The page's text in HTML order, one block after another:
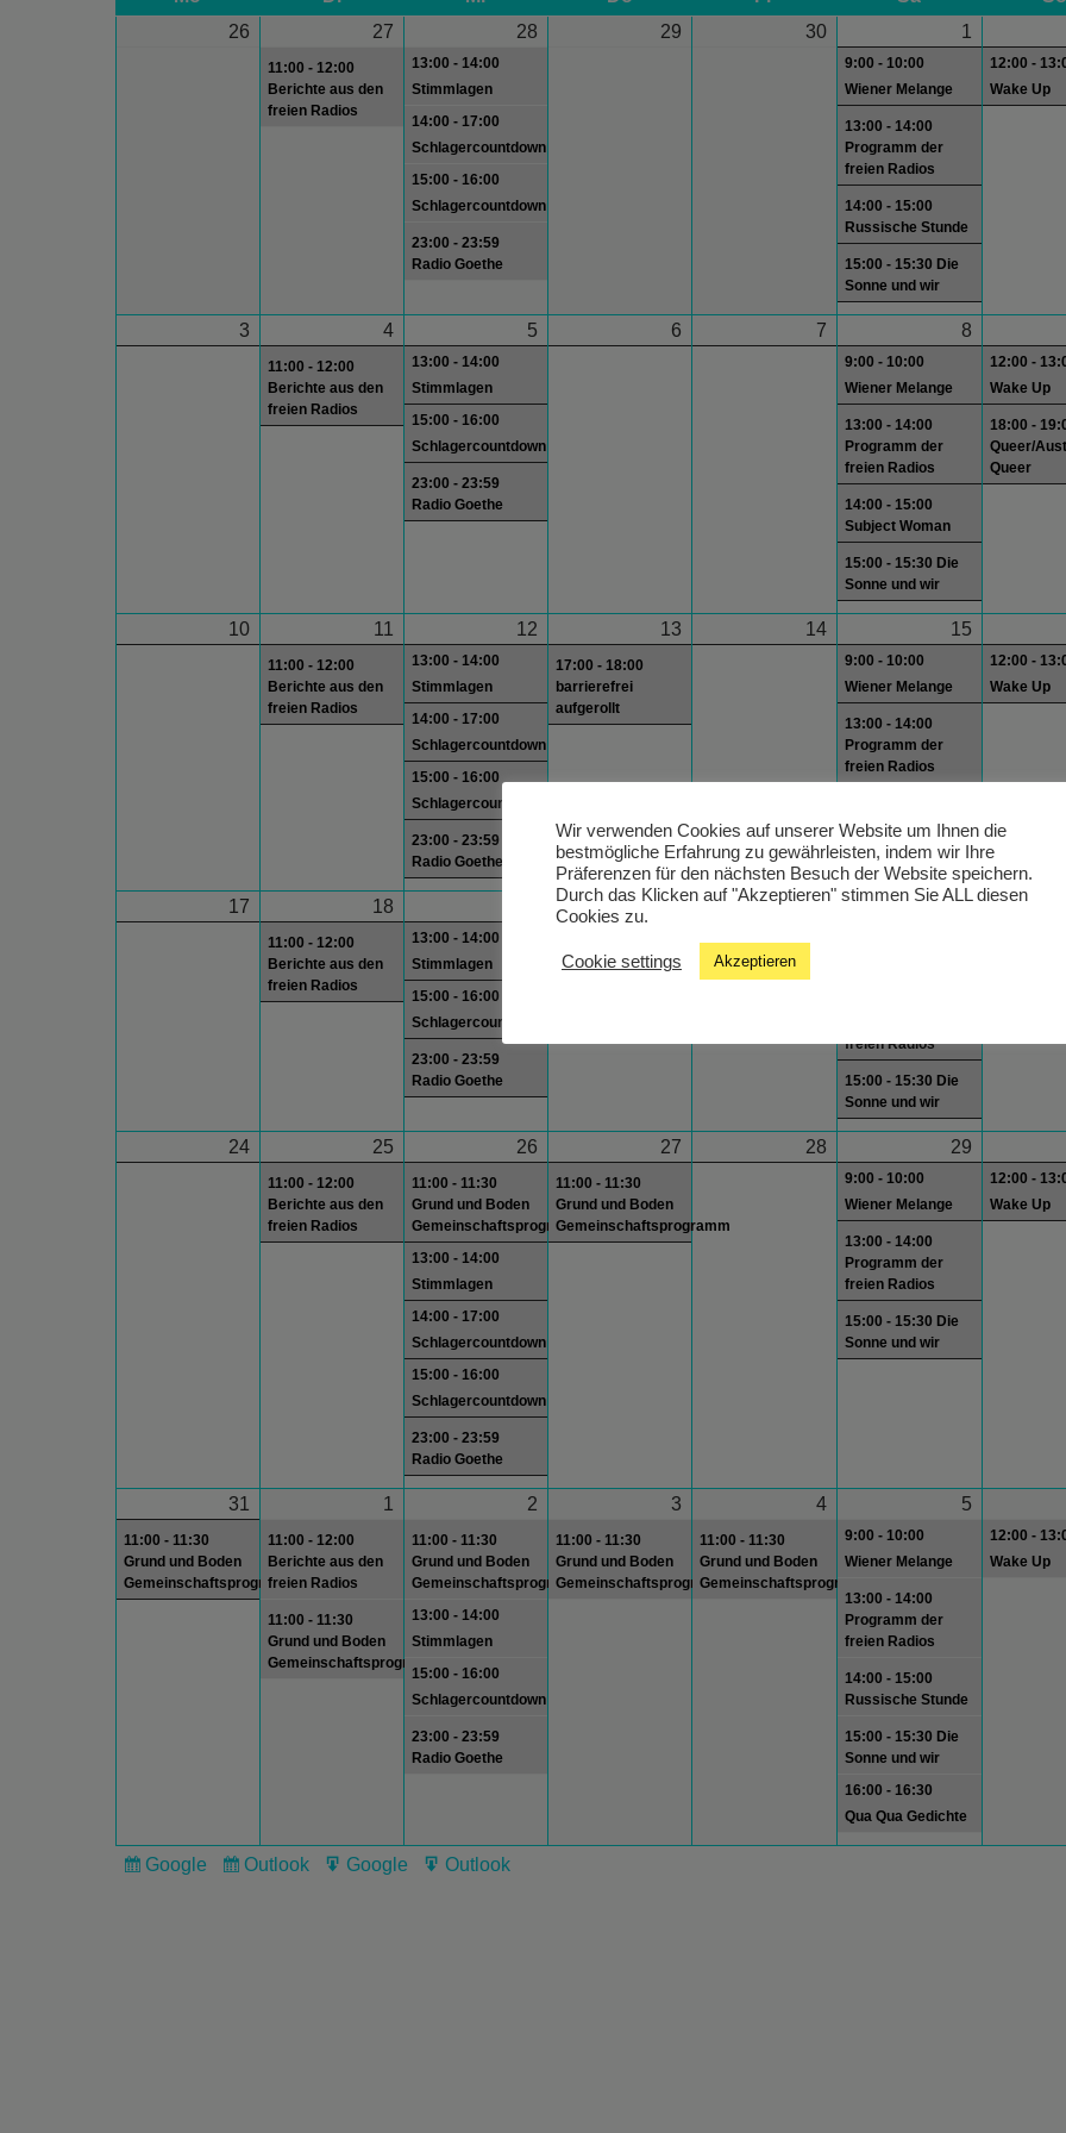
26
27
11:00 - 12:00
Berichte aus den
freien Radios
28
13:00 - 14:00
Stimmlagen
14:00 - 17:00
Schlagercountdown
15:00 - 16:00
Schlagercountdown
23:00 - 23:59
Radio Goethe
29 30 1
9:00 - 10:00
Wiener Melange
13:00 - 14:00
Programm der
freien Radios
14:00 - 15:00
Russische Stunde
15:00 - 15:30 Die
Sonne und wir
12:00 -
Wake Up
3 4
11:00 - 12:00
Berichte aus den
freien Radios
5
13:00 - 14:00
Stimmlagen
15:00 - 16:00
Schlagercountdown
23:00 - 23:59
Radio Goethe
6 7 8
9:00 - 10:00
Wiener Melange
13:00 - 14:00
Programm der
freien Radios
14:00 - 15:00
Subject Woman
15:00 - 15:30 Die
Sonne und wir
12:00 -
Wake Up
18:00 -
Queer/
Queer
10 11
11:00 - 12:00
Berichte aus den
freien Radios
12
13:00 - 14:00
Stimmlagen
14:00 - 17:00
Schlagercountdown
15:00 - 16:00
Schlagercountdown
23:00 - 23:59
Radio Goethe
13
17:00 - 18:00
barrierefrei
aufgerollt
14 15
9:00 - 10:00
Wiener Melange
13:00 - 14:00
Programm der
freien Radios
Sonne und wir
12:00 -
Wake Up
17 18
11:00 - 12:00
Berichte aus den
freien Radios
13:00 - 14:00
Stimmlagen
15:00 - 16:00
Schlagercountdown
23:00 - 23:59
Radio Goethe
20 21 22
freien Radios
15:00 - 15:30 Die
Sonne und wir
24 25
11:00 - 12:00
Berichte aus den
freien Radios
26
11:00 - 11:30
Grund und Boden
Gemeinschaftsprogramm
13:00 - 14:00
Stimmlagen
14:00 - 17:00
Schlagercountdown
15:00 - 16:00
Schlagercountdown
23:00 - 23:59
Radio Goethe
27
11:00 - 11:30
Grund und Boden
Gemeinschaftsprogramm
28 29
9:00 - 10:00
Wiener Melange
13:00 - 14:00
Programm der
freien Radios
15:00 - 15:30 Die
Sonne und wir
12:00 -
Wake Up
31
11:00 - 11:30
Grund und Boden
Gemeinschaftsprogramm
1
11:00 - 12:00
Berichte aus den
freien Radios
11:00 - 11:30
Grund und Boden
Gemeinschaftsprogramm
2
11:00 - 11:30
Grund und Boden
Gemeinschaftsprogramm
13:00 - 14:00
Stimmlagen
15:00 - 16:00
Schlagercountdown
23:00 - 23:59
Radio Goethe
3
11:00 - 11:30
Grund und Boden
Gemeinschaftsprogramm
4
11:00 - 11:30
Grund und Boden
Gemeinschaftsprogramm
5
9:00 - 10:00
Wiener Melange
13:00 - 14:00
Programm der
freien Radios
14:00 - 15:00
Russische Stunde
15:00 - 15:30 Die
Sonne und wir
16:00 - 16:30
Qua Qua Gedichte
12:00 -
Wake Up
Subscribe
Google
Subscribe
Outlook
Export
Google
Export
Outlook
Wir verwenden Cookies auf unserer Website um Ihnen die
bestmögliche Erfahrung zu gewährleisten, indem wir Ihre
Präferenzen für den nächsten Besuch der Website speichern.
Durch das Klicken auf "Akzeptieren" stimmen Sie ALL diesen
Cookies zu.
Cookie settings Akzeptieren